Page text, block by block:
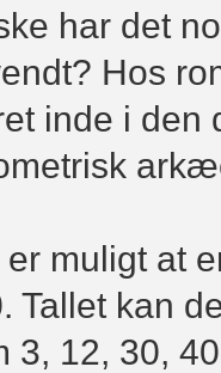
har det
Hos
inde i den
er muligt at
Tallet kan
3, 12, 30,